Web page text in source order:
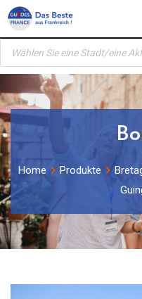
Skip
content
Products
search
Home Produkte